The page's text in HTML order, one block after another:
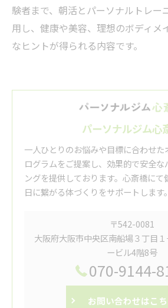
験者まで、朝活とパーソナルトレー
用し、健康や美容、理想のボディメ
なヒントが得られる内容です。
パーソナルジム心
一人ひとりのお悩みや目標に合わせ
ログラムをご提案し、効果的で安全
ングを提供しております。心斎橋に
日に繋がる体づくりをサポートします。
〒542-0081
大阪府大阪市中央区南船場３丁目
ービル4階8号
070-9144-
お問い合わせはこ